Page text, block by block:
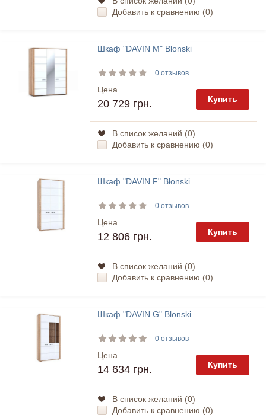
Добавить к сравнению (0)
Шкаф "DAVIN M" Blonski
0 отзывов
Цена
20 729 грн. Купить
В список желаний (0)
Добавить к сравнению (0)
Шкаф "DAVIN F" Blonski
0 отзывов
Цена
12 806 грн. Купить
В список желаний (0)
Добавить к сравнению (0)
Шкаф "DAVIN G" Blonski
0 отзывов
Цена
14 634 грн. Купить
В список желаний (0)
Добавить к сравнению (0)